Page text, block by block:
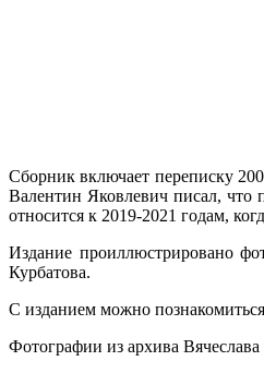
Сборник включает переписку
Валентин Яковлевич писал, что
относится к 2019-2021 годам,
Издание проиллюстрировано
Курбатова.
С изданием можно познакомиться
Фотографии из архива Вячеслава